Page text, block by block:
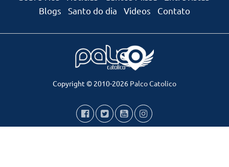
Blogs
Santo do dia Videos Contato
Copyright © 2010-2026 Palco Catolico